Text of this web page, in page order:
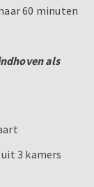
60 minuten
als
3 kamers